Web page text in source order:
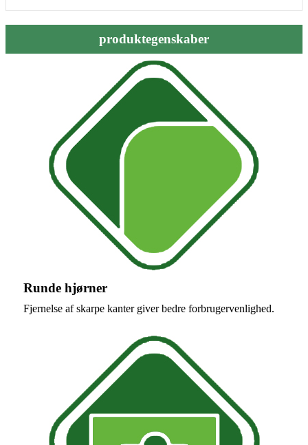
produktegenskaber
Runde hjørner
Fjernelse af skarpe kanter giver bedre forbrugervenlighed.